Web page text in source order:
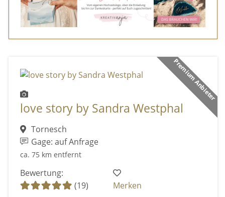
Premium Anbieter
love story by Sandra Westphal
Tornesch
Gage: auf Anfrage
ca. 75 km entfernt
Bewertung:
(19)
Merken